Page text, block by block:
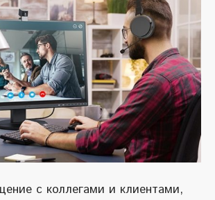
с коллегами и клиентами,